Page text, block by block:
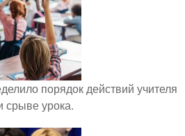
порядок действий учителя
срыве урока.